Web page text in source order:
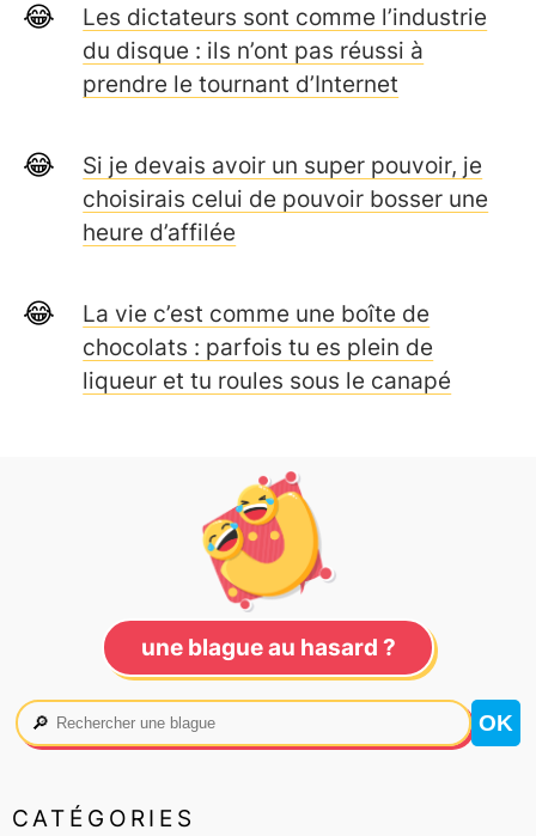
Les dictateurs sont comme l’industrie
du disque : ils n’ont pas réussi à
prendre le tournant d’Internet
Si je devais avoir un super pouvoir, je
choisirais celui de pouvoir bosser une
heure d’affilée
La vie c’est comme une boîte de
chocolats : parfois tu es plein de
liqueur et tu roules sous le canapé
une blague au hasard ?
🔎
CATÉGORIES